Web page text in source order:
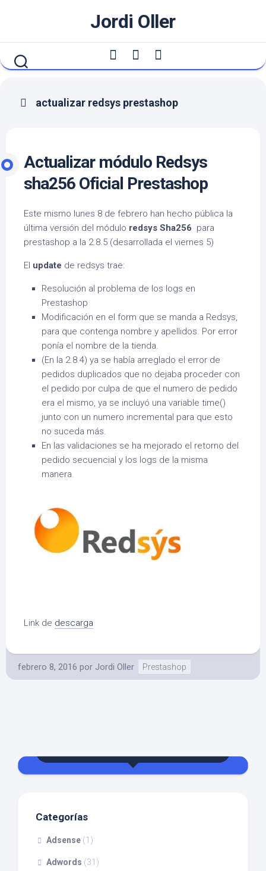
Jordi Oller
actualizar redsys prestashop
Actualizar módulo Redsys
sha256 Oficial Prestashop
Este mismo lunes 8 de febrero han hecho pública la
última versión del módulo redsys Sha256 para
prestashop a la 2.8.5 (desarrollada el viernes 5)
El update de redsys trae:
Resolución al problema de los logs en
Prestashop
Modificación en el form que se manda a Redsys,
para que contenga nombre y apellidos. Por error
ponía el nombre de la tienda.
(En la 2.8.4) ya se había arreglado el error de
pedidos duplicados que no dejaba proceder con
el pedido por culpa de que el numero de pedido
era el mismo, ya se incluyó una variable time()
junto con un numero incremental para que esto
no suceda más.
En las validaciones se ha mejorado el retorno del
pedido secuencial y los logs de la misma
manera.
Link de descarga
febrero 8, 2016 por Jordi Oller Prestashop
Categorías
Adsense (1)
Adwords (31)